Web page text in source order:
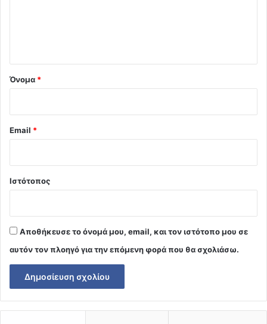
Όνομα *
Email *
Ιστότοπος
Αποθήκευσε το όνομά μου, email, και τον ιστότοπο μου σε
αυτόν τον πλοηγό για την επόμενη φορά που θα σχολιάσω.